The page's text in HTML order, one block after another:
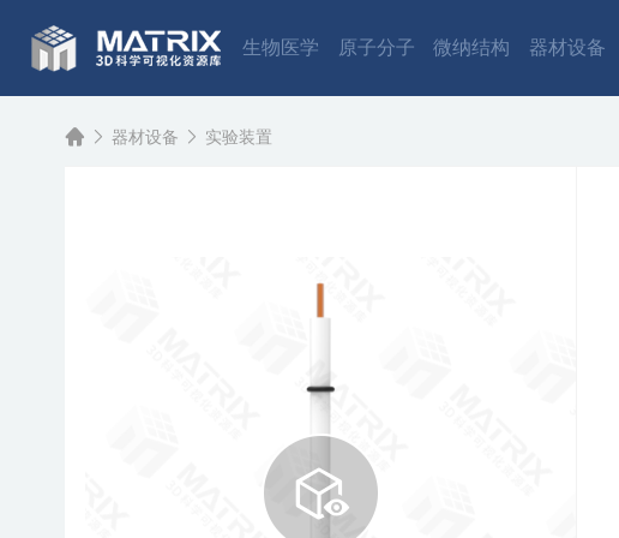
生物医学 原子分子 微纳结构 器材设备
器材设备 实验装置